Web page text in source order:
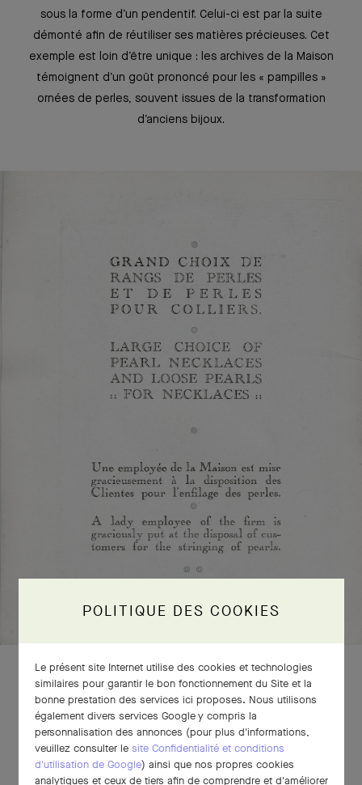
sous la forme d’un pendentif. Celui-ci est par la suite
démonté afin de réutiliser ses matières précieuses. Cet
exemple est loin d’être unique : les archives de la Maison
témoignent d’un goût prononcé pour les « pampilles »
ornées de perles, souvent issues de la transformation
d’anciens bijoux.
Page de catalogue Van Cleef & Arpels annonçant une vente spéciale,
LA PÊCHE PERLIÈRE
Les difficultés de la pêche perlière ainsi que son faible
POLITIQUE DES COOKIES
Le présent site Internet utilise des cookies et technologies
similaires pour garantir le bon fonctionnement du Site et la
bonne prestation des services ici proposes. Nous utilisons
également divers services Google y compris la
personnalisation des annonces (pour plus d'informations,
veuillez consulter le site Confidentialité et conditions
d'utilisation de Google) ainsi que nos propres cookies
analytiques et ceux de tiers afin de comprendre et d'améliorer